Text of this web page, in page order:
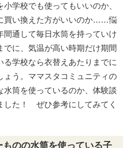
学校でも使ってもいいのか、
買い換えた方がいいのか……悩
間通して毎日水筒を持っていけ
でに、気温が高い時期だけ期間
る学校なら衣替えあたりまでに
ょう。ママスタコミュニティの
水筒を使っているのか、体験談
した！ ぜひ参考にしてみてく
のの水筒を使っている子